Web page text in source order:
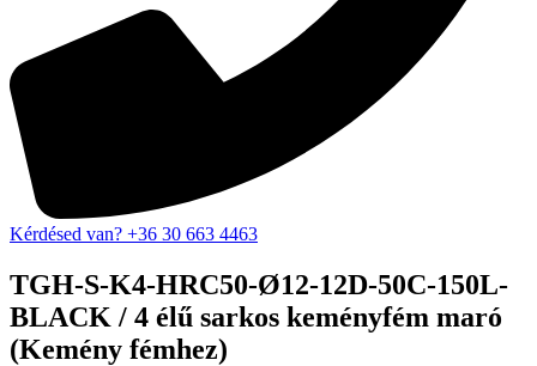
Kérdésed van? +36 30 663 4463
TGH-S-K4-HRC50-Ø12-12D-50C-150L-
BLACK / 4 élű sarkos keményfém maró
(Kemény fémhez)